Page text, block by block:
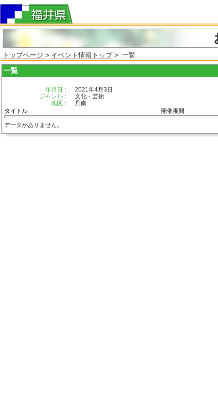
トップページ > イベント情報トップ> 一覧
一覧
年月日：
2021年4月3日
ジャンル：
文化・芸術
地区：
丹南
タイトル
開催期間
データがありません。